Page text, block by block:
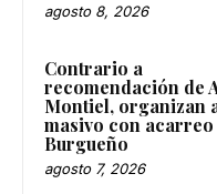
agosto 8, 2026
Contrario a
recomendación de
Montiel, organizan
masivo con
Burgueño
agosto 7, 2026